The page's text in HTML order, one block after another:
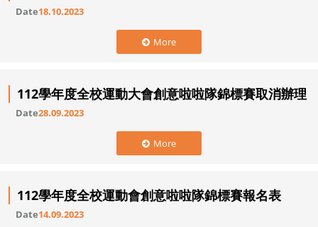
Date18.10.2023
More
112學年度全校運動大會創意啦啦隊錦標賽取消辦理
Date28.09.2023
More
112學年度全校運動會創意啦啦隊錦標賽報名表
Date14.09.2023